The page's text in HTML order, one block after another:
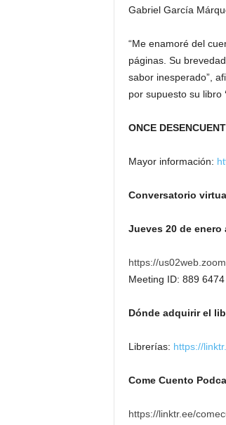
Gabriel García
“Me enamoré del
páginas. Su
sabor inesperado”,
por supuesto su libro
ONCE
Mayor información:
Conversatorio
Jueves 20 de enero
https://
Meeting ID: 889
Dónde adquirir el
Librerías: https://
Come Cuento
https://linktr.ee/